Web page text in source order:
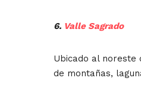
6. Valle Sagrado
Ubicado al noreste
de montañas,